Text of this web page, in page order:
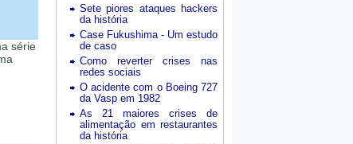
série
Sete piores ataques hackers
da história
Case Fukushima - Um estudo
de caso
Como reverter crises nas
redes sociais
O acidente com o Boeing 727
da Vasp em 1982
As 21 maiores crises de
alimentação em restaurantes
da história